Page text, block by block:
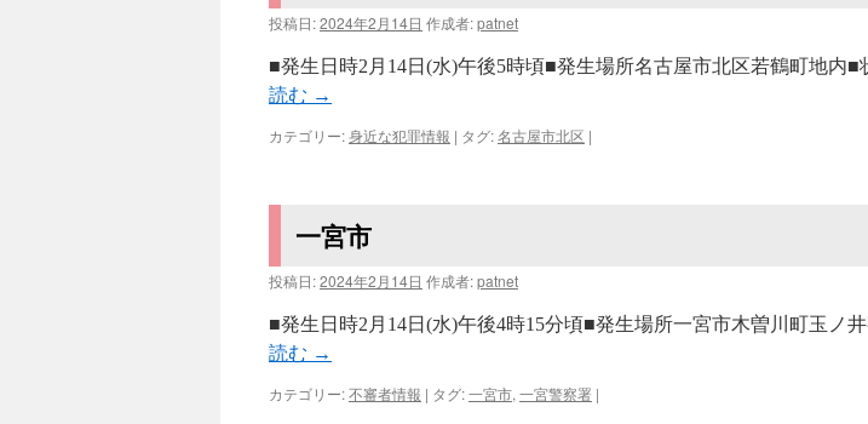
投稿日:2024年2月14日 作成者:patnet
■発生日時2月14日(水)午後5時頃■発生場所名古屋市北区若鶴町地内
読む →
カテゴリー:身近な犯罪情報 | タグ:名古屋市北区 |
一宮市
投稿日:2024年2月14日 作成者:patnet
■発生日時2月14日(水)午後4時15分頃■発生場所一宮市木曽川町玉ノ
読む →
カテゴリー:不審者情報 | タグ:一宮市, 一宮警察署 |